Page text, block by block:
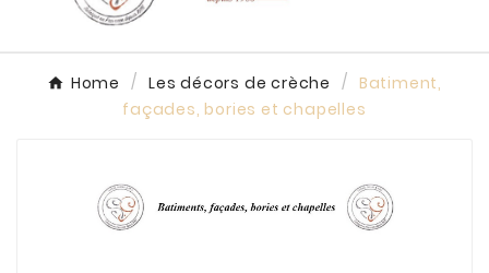
Home Les décors de crèche
Batiment,
façades, bories et chapelles